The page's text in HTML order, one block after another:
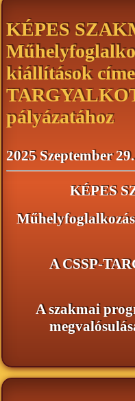
KÉPES
kiállítások
pályázatához
2025 Szeptember 29.
KÉPES
A CSSP-
A szakmai